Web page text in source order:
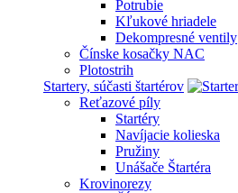
Potrubie
Kľukové hriadele
Dekompresné ventily
Čínske kosačky NAC
Plotostrih
Startery, súčasti štartérov
Reťazové píly
Startéry
Navíjacie kolieska
Pružiny
Unášače Štartéra
Krovinorezy